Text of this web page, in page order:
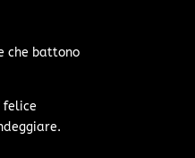
che battono
felice